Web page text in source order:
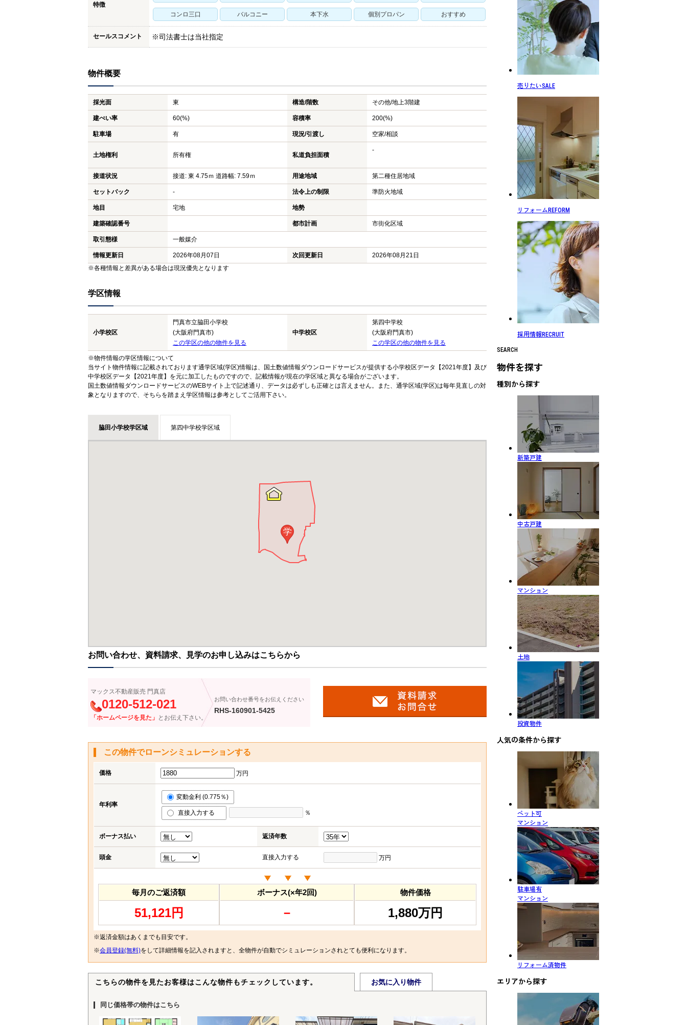
特徴
コンロ三口 バルコニー 本下水 個別プロパン おすすめ
セールスコメント ※司法書士は当社指定
物件概要
採光面 東 構造/階数 その他/地上3階建
建ぺい率 60(%) 容積率 200(%)
駐車場 有 現況/引渡し 空家/相談
土地権利 所有権 私道負担面積
-
接道状況 接道: 東 4.75ｍ 道路幅: 7.59ｍ 用途地域 第二種住居地域
セットバック - 法令上の制限 準防火地域
地目 宅地 地勢
建築確認番号 都市計画 市街化区域
取引態様 一般媒介
情報更新日 2026年08月07日 次回更新日
2026年08月21日
※各種情報と差異がある場合は現況優先となります
学区情報
小学校区
門真市立脇田小学校
(大阪府門真市)
この学区の他の物件を見る
中学校区
第四中学校
(大阪府門真市)
この学区の他の物件を見る
※物件情報の学区情報について
当サイト物件情報に記載されております通学区域(学区)情報は、国土数値情報ダウンロードサービスが提供する小学校区データ【2021年度】及び
中学校区データ【2021年度】を元に加工したものですので、記載情報が現在の学区域と異なる場合がございます。
国土数値情報ダウンロードサービスのWEBサイト上で記述通り、データは必ずしも正確とは言えません。また、通学区域(学区)は毎年見直しの対
象となりますので、そちらを踏まえ学区情報は参考としてご活用下さい。
脇田小学校学区域 第四中学校学区域
学
お問い合わせ、資料請求、見学のお申し込みはこちらから
マックス不動産販売 門真店
0120-512-021
「ホームページを見た」 とお伝え下さい。
お問い合わせ番号をお伝えください
RHS-160901-5425
この物件でローンシミュレーションする
価格 万円
年利率
変動金利 (0.775％)
直接入力する ％
ボーナス払い 返済年数
頭金 直接入力する 万円
毎月のご返済額
51,121円
ボーナス(×年2回)
－
物件価格
1,880万円
※返済金額はあくまでも目安です。
※会員登録(無料)をして詳細情報を記入されますと、全物件が自動でシミュレーションされとても便利になります。
こちらの物件を見たお客様はこんな物件もチェックしています。 お気に入り物件
同じ価格帯の物件はこちら
売りたいSALE
リフォーム REFORM
採用情報 RECRUIT
SEARCH
物件を探す
種別から探す
新築戸建
中古戸建
マンション
土地
投資物件
人気の条件から探す
ペット可
マンション
駐車場有
マンション
リフォーム済物件
エリアから探す